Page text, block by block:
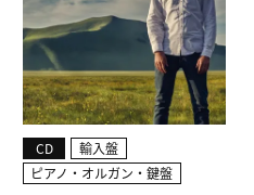
CD
輸入盤
ピアノ・オルガン・鍵盤